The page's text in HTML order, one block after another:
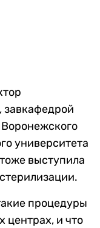
завкафедрой
университета
выступила
процедуры
центрах, и что